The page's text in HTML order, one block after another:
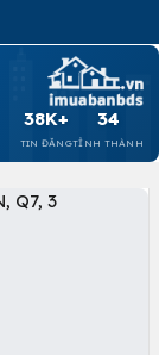
38K+
TIN ĐĂNG
34
TỈNH THÀNH